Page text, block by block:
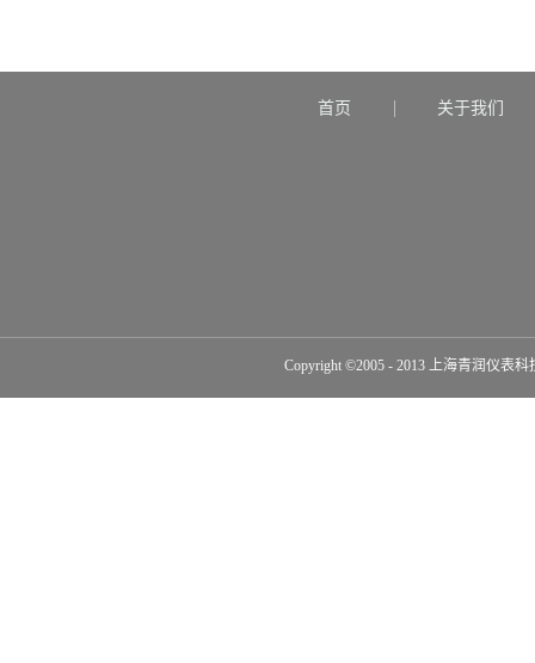
首页 关于我们
Copyright ©2005 - 2013 上海青润仪表科